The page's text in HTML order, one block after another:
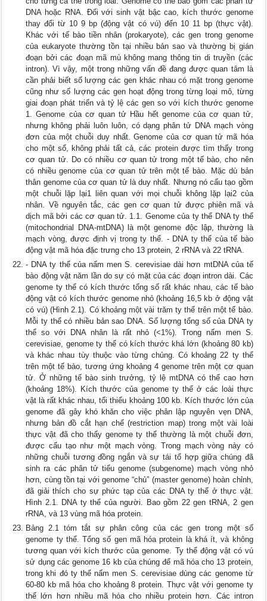
DNA hoặc RNA. Đối với sinh vật bậc cao, kích thước genome
thay đổi từ 10 9 bp (động vật có vú) đến 10 11 bp (thực vật).
Khác với tế bào tiền nhân (prokaryote), các gen trong genome
của eukaryote thường tồn tại nhiều bản sao và thường bị gián
đoạn bởi các đoạn mã mù không mang thông tin di truyền (các
intron). Vì vậy, một trong những vấn đề đang được quan tâm là
cần phải biết số lượng các gen khác nhau có mặt trong genome
cũng như số lượng các gen hoạt động trong từng loại mô, từng
giai đoạn phát triển và tỷ lệ các gen so với kích thước genome
1. Genome của cơ quan tử Hầu hết genome của cơ quan tử,
nhưng không phải luôn luôn, có dạng phân tử DNA mạch vòng
đơn của một chuỗi duy nhất. Genome của cơ quan tử mã hóa
cho một số, không phải tất cả, các protein được tìm thấy trong
cơ quan tử. Do có nhiều cơ quan tử trong một tế bào, cho nên
có nhiều genome của cơ quan tử trên một tế bào. Mặc dù bản
thân genome của cơ quan tử là duy nhất. Nhưng nó cấu tạo gồm
một chuỗi lặp lại1 liên quan với mọi chuỗi không lặp lại2 của
nhân. Về nguyên tắc, các gen cơ quan tử được phiên mã và
dịch mã bởi các cơ quan tử. 1.1. Genome của ty thể DNA ty thể
(mitochondrial DNA-mtDNA) là một genome độc lập, thường là
mạch vòng, được định vị trong ty thể. - DNA ty thể của tế bào
động vật mã hóa đặc trưng cho 13 protein, 2 rRNA và 22 tRNA.
- DNA ty thể của nấm men S. cerevisiae dài hơn mtDNA của tế
bào động vật năm lần do sự có mặt của các đoạn intron dài. Các
genome ty thể có kích thước tổng số rất khác nhau, các tế bào
động vật có kích thước genome nhỏ (khoảng 16,5 kb ở động vật
có vú) (Hình 2.1). Có khoảng một vài trăm ty thể trên một tế bào.
Mỗi ty thể có nhiều bản sao DNA. Số lượng tổng số của DNA ty
thể so với DNA nhân là rất nhỏ (<1%). Trong nấm men S.
cerevisiae, genome ty thể có kích thước khá lớn (khoảng 80 kb)
và khác nhau tùy thuộc vào từng chủng. Có khoảng 22 ty thể
trên một tế bào, tương ứng khoảng 4 genome trên một cơ quan
tử. Ở những tế bào sinh trưởng, tỷ lệ mtDNA có thể cao hơn
(khoảng 18%). Kích thước của genome ty thể ở các loài thực
vật là rất khác nhau, tối thiểu khoảng 100 kb. Kích thước lớn của
genome đã gây khó khăn cho việc phân lập nguyên vẹn DNA,
nhưng bản đồ cắt hạn chế (restriction map) trong một vài loài
thực vật đã cho thấy genome ty thể thường là một chuỗi đơn,
được cấu tạo như một mạch vòng. Trong mạch vòng này có
những chuỗi tương đồng ngắn và sự tái tổ hợp giữa chúng đã
sinh ra các phân tử tiểu genome (subgenome) mạch vòng nhỏ
hơn, cùng tồn tại với genome “chủ” (master genome) hoàn chỉnh,
đã giải thích cho sự phức tạp của các DNA ty thể ở thực vật.
Hình 2.1. DNA ty thể của người. Bao gồm 22 gen tRNA, 2 gen
rRNA, và 13 vùng mã hóa protein.
Bảng 2.1 tóm tắt sự phân công của các gen trong một số
genome ty thể. Tổng số gen mã hóa protein là khá ít, và không
tương quan với kích thước của genome. Ty thể động vật có vú
sử dụng các genome 16 kb của chúng để mã hóa cho 13 protein,
trong khi đó ty thể nấm men S. cerevisiae dùng các genome từ
60-80 kb mã hóa cho khoảng 8 protein. Thực vật với genome ty
thể lớn hơn nhiều mã hóa cho nhiều protein hơn. Các intron